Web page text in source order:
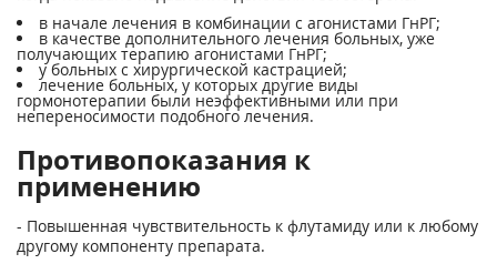
в начале лечения в комбинации с агонистами ГнРГ;
в качестве дополнительного лечения больных, уже
получающих терапию агонистами ГнРГ;
у больных с хирургической кастрацией;
лечение больных, у которых другие виды
гормонотерапии были неэффек­тивными или при
непереносимости подобного лечения.
Противопоказания к
применению
- Повышенная чувствительность к флутамиду или к любому
другому компоненту препарата.